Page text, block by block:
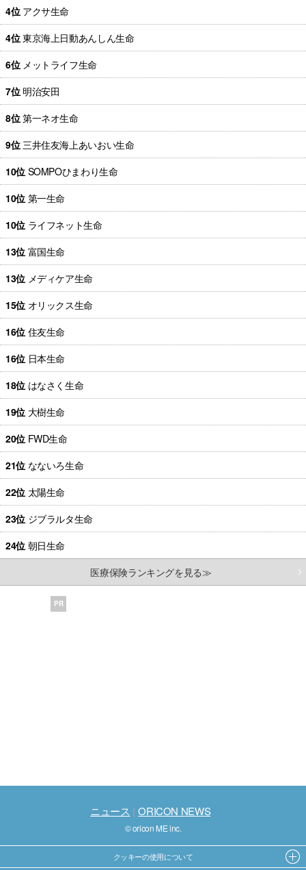
4位 アクサ生命
4位東京海上日動あんしん生命
6位 メットライフ生命
7位 明治安田
8位第一ネオ生命
9位 三井住友海上あいおい生命
10位 SOMPOひまわり生命
10位 第一生命
10位 ライフネット生命
13位 富国生命
13位 メディケア生命
15位 オリックス生命
16位 住友生命
16位 日本生命
18位 はなさく生命
19位 大樹生命
20位 FWD生命
21位 なないろ生命
22位 太陽生命
23位 ジブラルタ生命
24位 朝日生命
医療保険ランキングを見る≫
PR
ニュース ORICON NEWS
© oricon ME inc.
クッキーの使用について